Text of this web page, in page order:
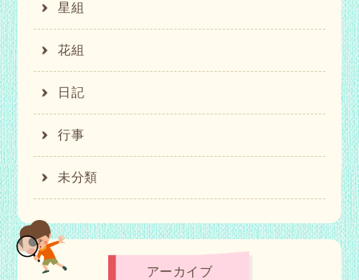
星組
花組
日記
行事
未分類
アーカイブ